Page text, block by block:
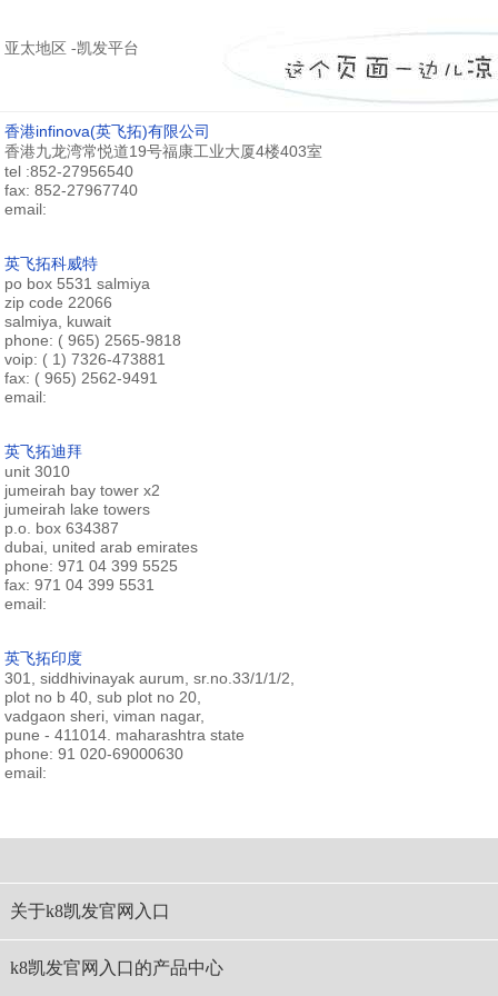
亚太地区 -凯发平台
香港infinova(英飞拓)有限公司
香港九龙湾常悦道19号福康工业大厦4楼403室
tel :852-27956540
fax: 852-27967740
email:
英飞拓科威特
po box 5531 salmiya
zip code 22066
salmiya, kuwait
phone: ( 965) 2565-9818
voip: ( 1) 7326-473881
fax: ( 965) 2562-9491
email:
英飞拓迪拜
unit 3010
jumeirah bay tower x2
jumeirah lake towers
p.o. box 634387
dubai, united arab emirates
phone: 971 04 399 5525
fax: 971 04 399 5531
email:
英飞拓印度
301, siddhivinayak aurum, sr.no.33/1/1/2,
plot no b 40, sub plot no 20,
vadgaon sheri, viman nagar,
pune - 411014. maharashtra state
phone: 91 020-69000630
email:
关于k8凯发官网入口
k8凯发官网入口的产品中心